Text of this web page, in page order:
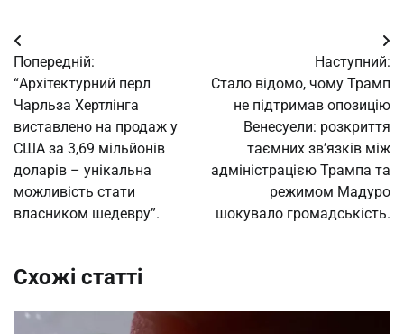
Навігація
записів
Попередній:
“Архітектурний перл
Чарльза Хертлінга
виставлено на продаж у
США за 3,69 мільйонів
доларів – унікальна
можливість стати
власником шедевру”.
Наступний:
Стало відомо, чому Трамп
не підтримав опозицію
Венесуели: розкриття
таємних зв’язків між
адміністрацією Трампа та
режимом Мадуро
шокувало громадськість.
Схожі статті